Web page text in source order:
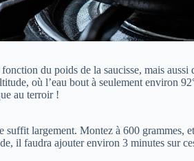
du poids de la saucisse, mais
où l’eau bout à seulement environ
au terroir !
largement. Montez à 600
il faudra ajouter environ 3 minutes sur